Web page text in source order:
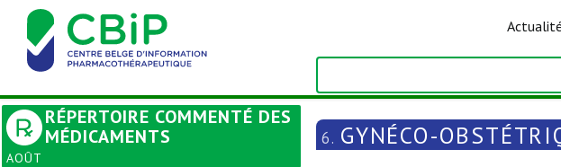
RÉPERTOIRE COMMENTÉ DES
MÉDICAMENTS
AOÛT
6. GYNÉCO-